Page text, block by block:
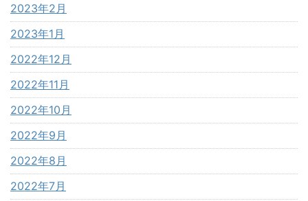
2023年2月
2023年1月
2022年12月
2022年11月
2022年10月
2022年9月
2022年8月
2022年7月